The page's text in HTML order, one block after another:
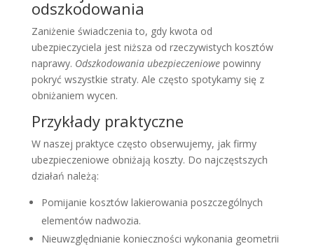
odszkodowania
Zaniżenie świadczenia to, gdy kwota od
ubezpieczyciela jest niższa od rzeczywistych kosztów
naprawy. Odszkodowania ubezpieczeniowepowinny
pokryć wszystkie straty. Ale często spotykamy się z
obniżaniem wycen.
Przykłady praktyczne
W naszej praktyce często obserwujemy, jak firmy
ubezpieczeniowe obniżają koszty. Do najczęstszych
działań należą:
Pomijanie kosztów lakierowania poszczególnych
elementów nadwozia.
Nieuwzględnianie konieczności wykonania geometrii